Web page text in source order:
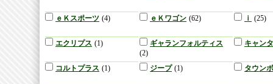
ｅＫスポーツ (4) ｅＫワゴン (62) ｉ (25)
エクリプス (1)
ギャランフォルティス
(2)
キャン
コルトプラス (1) ジープ (1) タウン